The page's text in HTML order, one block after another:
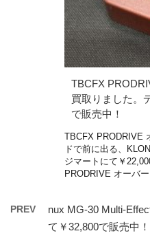
TBCFX
買取りました。
で販売中！
TBCFX PRODRIVE
ドで前に出る、
ジマートにて￥
PRODRIVE オーバ
PREV
nux MG-30 Multi-
て￥32,800で販売中！